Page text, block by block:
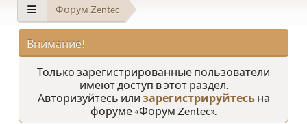
Форум Zentec
Внимание!
Только зарегистрированные пользователи
имеют доступ в этот раздел.
Авторизуйтесь или зарегистрируйтесьна
форуме «Форум Zentec».